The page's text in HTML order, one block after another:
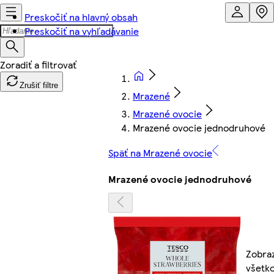
Preskočiť na hlavný obsah
Preskočiť na vyhľadávanie
Zrušiť filtre
Mrazené
Mrazené ovocie
Mrazené ovocie jednodruhové
Späť na Mrazené ovocie
Mrazené ovocie jednodruhové